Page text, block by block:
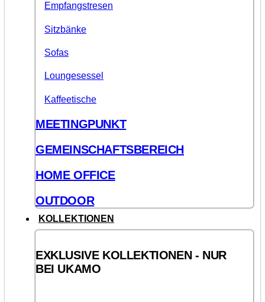
Empfangstresen
Sitzbänke
Sofas
Loungesessel
Kaffeetische
MEETINGPUNKT
GEMEINSCHAFTSBEREICH
HOME OFFICE
OUTDOOR
KOLLEKTIONEN
EXKLUSIVE KOLLEKTIONEN - NUR
BEI UKAMO